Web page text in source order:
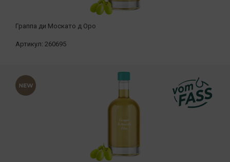
Граппа ди Москато д Оро
Артикул: 260695